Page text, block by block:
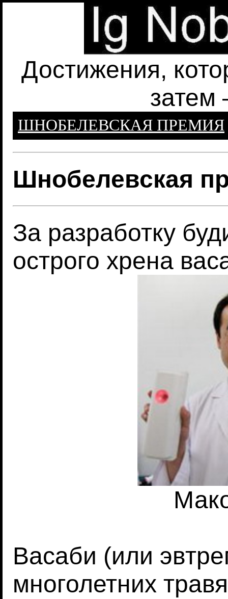
Достижения,
затем
ШНОБЕЛЕВСКАЯ ПРЕМИЯ
Шнобелевская
За разработку
острого хрена
Васаби (или
многолетних